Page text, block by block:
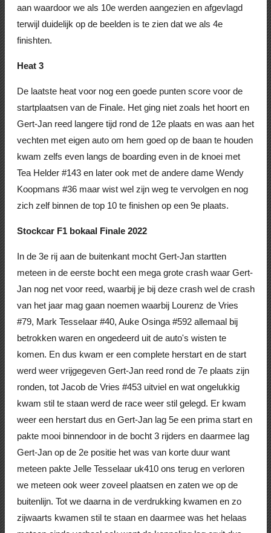
aan waardoor we als 10e werden aangezien en afgevlagd
terwijl duidelijk op de beelden is te zien dat we als 4e
finishten.
Heat 3
De laatste heat voor nog een goede punten score voor de
startplaatsen van de Finale. Het ging niet zoals het hoort en
Gert-Jan reed langere tijd rond de 12e plaats en was aan het
vechten met eigen auto om hem goed op de baan te houden
kwam zelfs even langs de boarding even in de knoei met
Tea Helder #143 en later ook met de andere dame Wendy
Koopmans #36 maar wist wel zijn weg te vervolgen en nog
zich zelf binnen de top 10 te finishen op een 9e plaats.
Stockcar F1 bokaal Finale 2022
In de 3e rij aan de buitenkant mocht Gert-Jan startten
meteen in de eerste bocht een mega grote crash waar Gert-
Jan nog net voor reed, waarbij je bij deze crash wel de crash
van het jaar mag gaan noemen waarbij Lourenz de Vries
#79, Mark Tesselaar #40, Auke Osinga #592 allemaal bij
betrokken waren en ongedeerd uit de auto's wisten te
komen. En dus kwam er een complete herstart en de start
werd weer vrijgegeven Gert-Jan reed rond de 7e plaats zijn
ronden, tot Jacob de Vries #453 uitviel en wat ongelukkig
kwam stil te staan werd de race weer stil gelegd. Er kwam
weer een herstart dus en Gert-Jan lag 5e een prima start en
pakte mooi binnendoor in de bocht 3 rijders en daarmee lag
Gert-Jan op de 2e positie het was van korte duur want
meteen pakte Jelle Tesselaar uk410 ons terug en verloren
we meteen ook weer zoveel plaatsen en zaten we op de
buitenlijn. Tot we daarna in de verdrukking kwamen en zo
zijwaarts kwamen stil te staan en daarmee was het helaas